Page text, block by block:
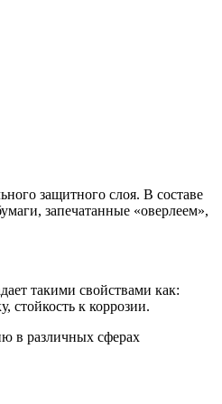
защитного слоя. В составе
запечатанные «оверлеем»,
такими свойствами как:
стойкость к коррозии.
в различных сферах